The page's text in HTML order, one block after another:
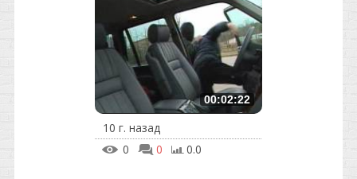
00:02:22
10 г. назад
0
0 0.0